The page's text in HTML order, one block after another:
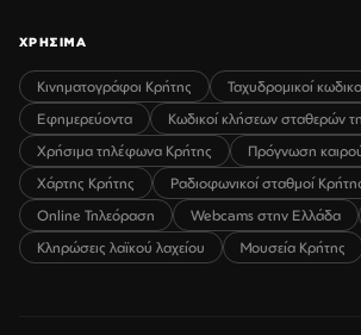
ΧΡΗΣΙΜΑ
Κινηματογράφοι Κρήτης
Ταχυδρομικοί
Εφημερεύοντα
Κωδικοί κλήσεων σταθερών
Χρήσιμα τηλέφωνα Κρήτης
Πρόγνωση
Χάρτης Κρήτης
Ραδιοφωνικοί σταθμοί
Online Τηλεόραση
Webcams στην Ελλάδα
Κληρώσεις λαϊκού λαχείου
Μουσεία Κρήτης